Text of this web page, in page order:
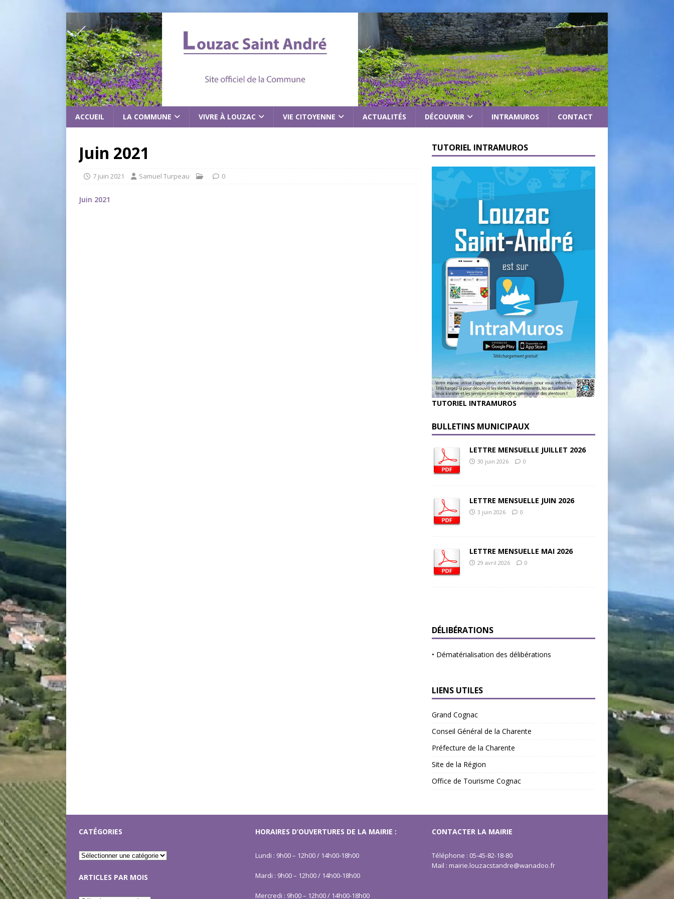
ACCUEIL LA COMMUNE VIVRE À LOUZAC VIE CITOYENNE ACTUALITÉS DÉCOUVRIR INTRAMUROS CONTACT
Juin 2021
7 juin 2021 Samuel Turpeau 0
Juin 2021
TUTORIEL INTRAMUROS
TUTORIEL INTRAMUROS
BULLETINS MUNICIPAUX
LETTRE MENSUELLE JUILLET 2026
30 juin 2026 0
LETTRE MENSUELLE JUIN 2026
3 juin 2026 0
LETTRE MENSUELLE MAI 2026
29 avril 2026 0
DÉLIBÉRATIONS
• Dématérialisation des délibérations
LIENS UTILES
Grand Cognac
Conseil Général de la Charente
Préfecture de la Charente
Site de la Région
Office de Tourisme Cognac
CATÉGORIES
ARTICLES PAR MOIS
HORAIRES D’OUVERTURES DE LA MAIRIE :
Lundi : 9h00 – 12h00 / 14h00-18h00
Mardi : 9h00 – 12h00 / 14h00-18h00
Mercredi : 9h00 – 12h00 / 14h00-18h00
CONTACTER LA MAIRIE
Téléphone : 05-45-82-18-80
Mail : mairie.louzacstandre@wanadoo.fr